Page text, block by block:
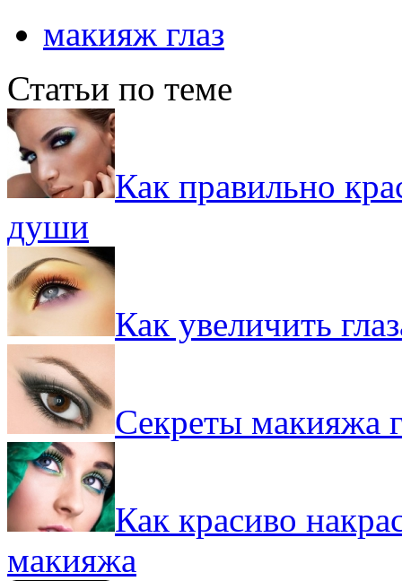
макияж глаз
Статьи по теме
Как правильно
души
Как увеличить
Секреты макияжа
Как красиво
макияжа